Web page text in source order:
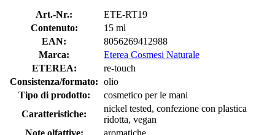
Art.-Nr.:
ETE-RT19
Contenuto:
15 ml
EAN:
8056269412988
Marca:
Eterea Cosmesi Naturale
ETEREA:
re-touch
Consistenza/formato: olio
Tipo di prodotto:
cosmetico per le mani
Caratteristiche:
nickel tested, confezione con plastica
ridotta, vegan
Note olfattive:
aromatiche